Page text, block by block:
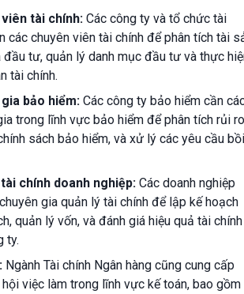
tài chính: Các công ty và tổ chức tài
các chuyên viên tài chính để phân tích tài
đầu tư, quản lý danh mục đầu tư và thực
tài chính.
bảo hiểm: Các công ty bảo hiểm cần
trong lĩnh vực bảo hiểm để phân tích rủi
sách bảo hiểm, và xử lý các yêu cầu bồi
chính doanh nghiệp: Các doanh nghiệp
gia quản lý tài chính để lập kế hoạch
quản lý vốn, và đánh giá hiệu quả tài chính
ty.
Ngành Tài chính Ngân hàng cũng cung cấp
hội việc làm trong lĩnh vực kế toán, bao gồm